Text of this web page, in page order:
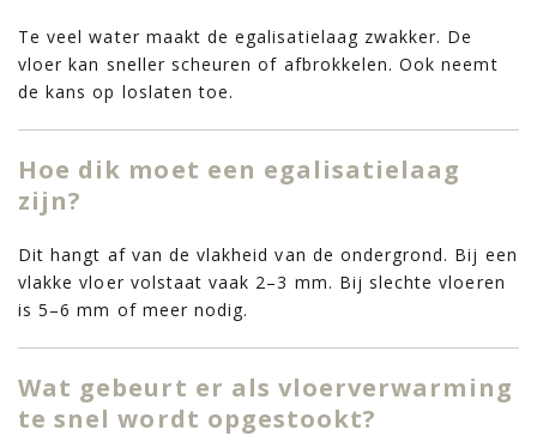
Te veel water maakt de egalisatielaag zwakker. De
vloer kan sneller scheuren of afbrokkelen. Ook neemt
de kans op loslaten toe.
Hoe dik moet een egalisatielaag
zijn?
Dit hangt af van de vlakheid van de ondergrond. Bij een
vlakke vloer volstaat vaak 2–3 mm. Bij slechte vloeren
is 5–6 mm of meer nodig.
Wat gebeurt er als vloerverwarming
te snel wordt opgestookt?